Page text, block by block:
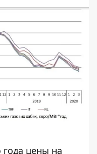
года цены на